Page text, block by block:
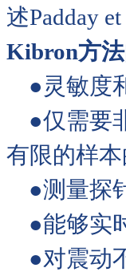
述Padday
Kibron方
●灵敏度
●仅需要
有限的样
●测量探
●能够实
●对震动